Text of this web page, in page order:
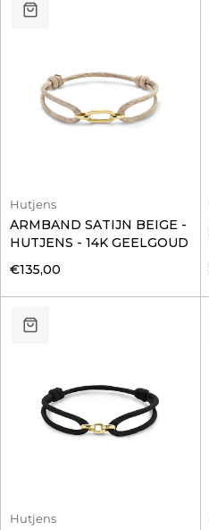
Hutjens
ARMBAND SATIJN BEIGE -
HUTJENS - 14K GEELGOUD
€135,00
Hutjens